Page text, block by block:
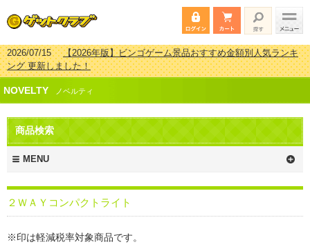
2026/07/15【2026年版】ビンゴゲーム景品おすすめ金額別人気ランキ
ング 更新しました！
2026/04/03【2026年版】ゴルフコンペ景品 3000円未満［2000円～
2999円編］もらってうれしい人気ラ…
2026/02/16【2026年版】結婚式の二次会で貰って嬉しい景品とは？ 更
新しました！
2026/02/03
2999円編］もらってうれしい人気ラ…
NOVELTY ノベルティ
商品検索
MENU
２ＷＡＹコンパクトライト
※印は軽減税率対象商品です。